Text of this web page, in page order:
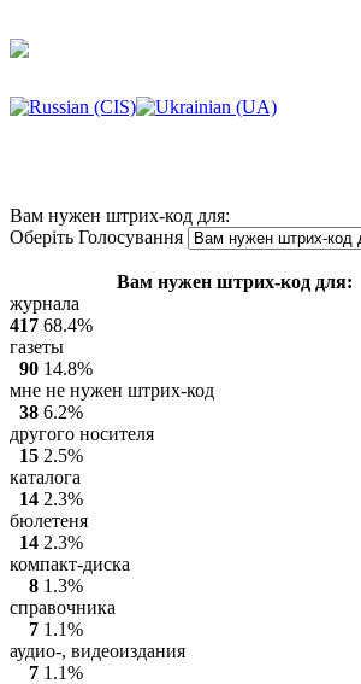
Вам нужен штрих-код для:
Оберіть Голосування
Вам нужен штрих-код для:
журнала
417 68.4%
газеты
90 14.8%
мне не нужен штрих-код
38 6.2%
другого носителя
15 2.5%
каталога
14 2.3%
бюлетеня
14 2.3%
компакт-диска
8 1.3%
справочника
7 1.1%
аудио-, видеоиздания
7 1.1%